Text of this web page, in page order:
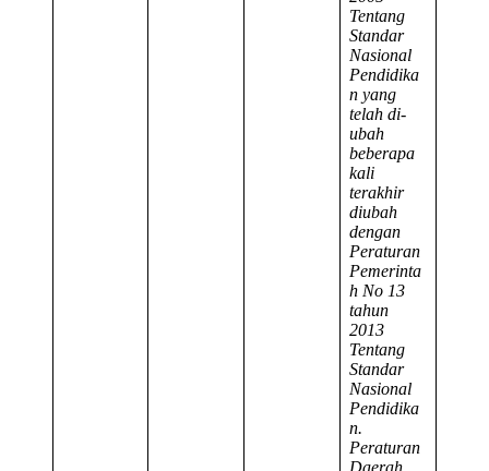
Tentang
Standar
Nasional
Pendidika
n yang
telah di-
ubah
beberapa
kali
terakhir
diubah
dengan
Peraturan
Pemerinta
h No 13
tahun
2013
Tentang
Standar
Nasional
Pendidika
n.
Peraturan
Daerah